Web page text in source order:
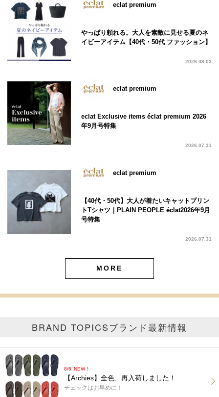
eclat premium
やっぱり頼れる。大人を素敵に見せる夏のネ
イビーアイテム【40代・50代 ファッション】
2026.08.03
eclat premium
eclat Exclusive items éclat premium 2026
年9月号特集
2026.07.31
eclat premium
【40代・50代】大人が着たいキャットプリン
トTシャツ｜PLAIN PEOPLE éclat2026年9月
号特集
2026.07.31
MORE
BRAND TOPICSブランド最新情報
8/6 NEW！
【Archies】全色、再入荷しました！
チェックはお早めに！